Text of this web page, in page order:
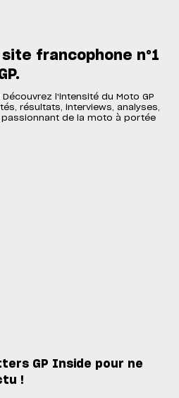
francophone n°1
Découvrez l'intensité du Moto GP
résultats, interviews, analyses,
de la moto à portée
GP Inside pour ne
!